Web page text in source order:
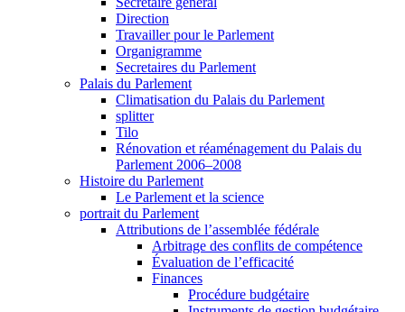
Direction
Travailler pour le Parlement
Organigramme
Secretaires du Parlement
Palais du Parlement
Climatisation du Palais du Parlement
splitter
Tilo
Rénovation et réaménagement du Palais du
Parlement 2006–2008
Histoire du Parlement
Le Parlement et la science
portrait du Parlement
Attributions de l’assemblée fédérale
Arbitrage des conflits de compétence
Évaluation de l’efficacité
Finances
Procédure budgétaire